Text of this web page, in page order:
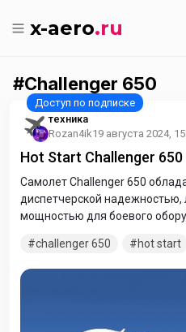
x-aero.ru
Challenger 650
техника
Rozan4ik19 августа 2024,
Hot Start Challenger 650
Самолет Challenger 650
диспетчерской надежностью,
мощностью для боевого
технического обслуживания
рабочих станций и
challenger 650 hot start